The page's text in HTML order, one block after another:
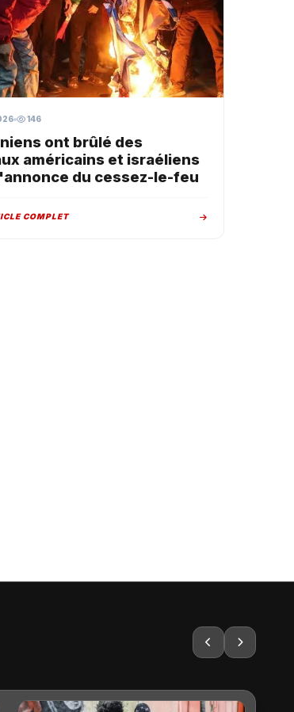
146
ont brûlé des
américains et israéliens
du cessez-le-feu
COMPLET